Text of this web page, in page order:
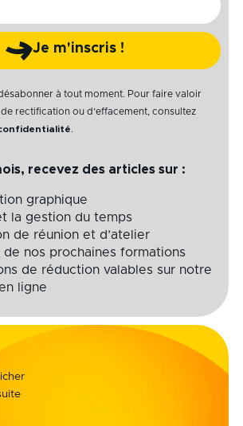
Je m'inscris !
à tout moment. Pour faire valoir
rectification ou d’effacement, consultez
.
recevez des articles sur :
graphique
la gestion du temps
de réunion et d’atelier
de nos prochaines formations
de réduction valables sur notre
ligne